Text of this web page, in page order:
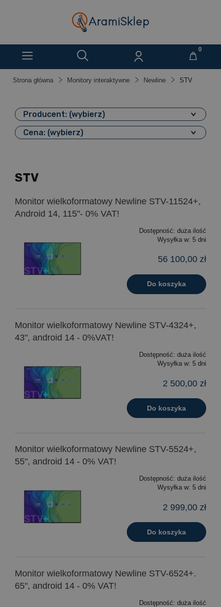
Strona główna Monitory interaktywne Newline STV
Producent: (wybierz)
Cena: (wybierz)
STV
Monitor wielkoformatowy Newline STV-11524+,
Android 14, 115"- 0% VAT!
Dostępność: duża ilość
Wysyłka w: 5 dni
56 100,00 zł
Do koszyka
Monitor wielkoformatowy Newline STV-4324+,
43", android 14 - 0%VAT!
Dostępność: duża ilość
Wysyłka w: 5 dni
2 500,00 zł
Do koszyka
Monitor wielkoformatowy Newline STV-5524+,
55", android 14 - 0% VAT!
Dostępność: duża ilość
Wysyłka w: 5 dni
2 999,00 zł
Do koszyka
Monitor wielkoformatowy Newline STV-6524+.
65", android 14 - 0% VAT!
Dostępność: duża ilość